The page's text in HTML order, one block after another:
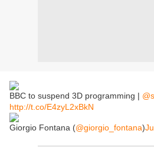
BBC to suspend 3D programming |
http://t.co/E4zyL2xBkN
Giorgio Fontana (@giorgio_fontana)